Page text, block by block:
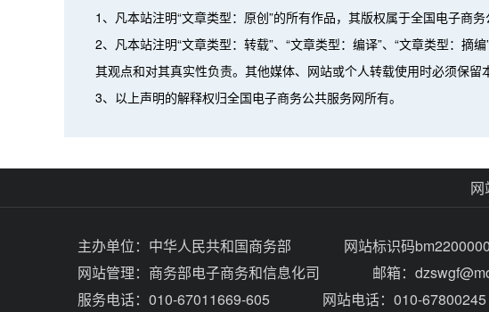
1、凡本站注明“文章类型：原创”的所有作品，其版权属于全国电子商
2、凡本站注明“文章类型：转载”、“文章类型：编译”、“文章类型：
其观点和对其真实性负责。其他媒体、网站或个人转载使用时必须保留
3、以上声明的解释权归全国电子商务公共服务网所有。
网
主办单位： 中华人民共和国商务部 网站标识码
网站管理： 商务部电子商务和信息化司 邮箱：
服务电话：010-67011669-605
网站电话：010-67800245